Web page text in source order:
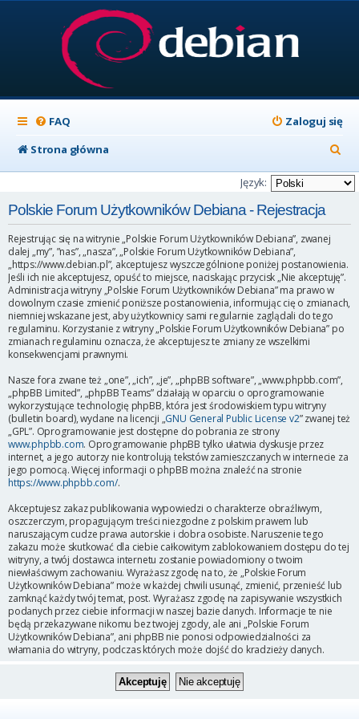
FAQ
Zaloguj się
Strona główna
z
u
j
Język:
Polskie Forum Użytkowników Debiana - Rejestracja
Rejestrując się na witrynie „Polskie Forum Użytkowników Debiana”, zwanej
dalej „my”, ”nas”, „nasza”, „Polskie Forum Użytkowników Debiana”,
„https://www.debian.pl”, akceptujesz wyszczególnione poniżej postanowienia.
Jeśli ich nie akceptujesz, opuść to miejsce, naciskając przycisk „Nie akceptuję”.
Administracja witryny „Polskie Forum Użytkowników Debiana” ma prawo w
dowolnym czasie zmienić poniższe postanowienia, informując cię o zmianach,
niemniej wskazane jest, aby użytkownicy sami regularnie zaglądali do tego
regulaminu. Korzystanie z witryny „Polskie Forum Użytkowników Debiana” po
zmianach regulaminu oznacza, że akceptujesz te zmiany ze wszelkimi
konsekwencjami prawnymi.
Nasze fora zwane też „one”, „ich”, „je”, „phpBB software”, „www.phpbb.com”,
„phpBB Limited”, „phpBB Teams” działają w oparciu o oprogramowanie
wykorzystujące technologię phpBB, która jest środowiskiem typu witryny
(bulletin board), wydane na licencji „GNU General Public License v2” zwanej też
„GPL”. Oprogramowanie jest dostępne do pobrania ze strony
www.phpbb.com. Oprogramowanie phpBB tylko ułatwia dyskusje przez
internet, a jego autorzy nie kontrolują tekstów zamieszczanych w internecie za
jego pomocą. Więcej informacji o phpBB można znaleźć na stronie
https://www.phpbb.com/.
Akceptujesz zakaz publikowania wypowiedzi o charakterze obraźliwym,
oszczerczym, propagującym treści niezgodne z polskim prawem lub
naruszającym cudze prawa autorskie i dobra osobiste. Naruszenie tego
zakazu może skutkować dla ciebie całkowitym zablokowaniem dostępu do tej
witryny, a twój dostawca internetu zostanie powiadomiony o twoim
niewłaściwym zachowaniu. Wyrażasz zgodę na to, że „Polskie Forum
Użytkowników Debiana” może w każdej chwili usunąć, zmienić, przenieść lub
zamknąć każdy twój temat, post. Wyrażasz zgodę na zapisywanie wszystkich
podanych przez ciebie informacji w naszej bazie danych. Informacje te nie
będą przekazywane nikomu bez twojej zgody, ale ani „Polskie Forum
Użytkowników Debiana”, ani phpBB nie ponosi odpowiedzialności za
włamania do witryny, podczas których może dojść do kradzieży danych.